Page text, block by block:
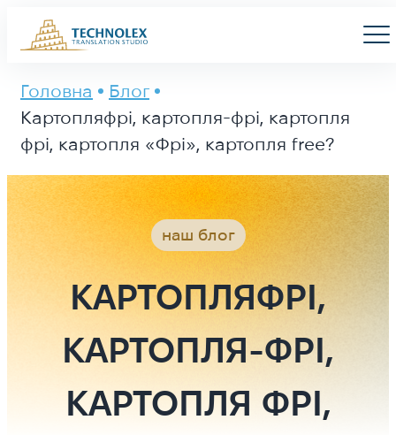
Main Logo
Menu
Головна
Блог
Картопляфрі, картопля-фрі, картопля
фрі, картопля «Фрі», картопля free?
наш блог
КАРТОПЛЯФРІ,
КАРТОПЛЯ-ФРІ,
КАРТОПЛЯ ФРІ,